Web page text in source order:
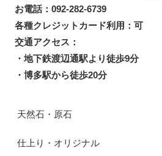
お電話：092-282-6739
各種クレジットカード利用：可
交通アクセス：
・地下鉄渡辺通駅より徒歩9分
・博多駅から徒歩20分
天然石・原石
仕上り・オリジナル